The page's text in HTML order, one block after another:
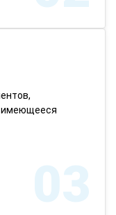
имеющееся
03